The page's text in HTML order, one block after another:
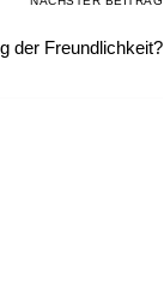
der Freundlichkeit?